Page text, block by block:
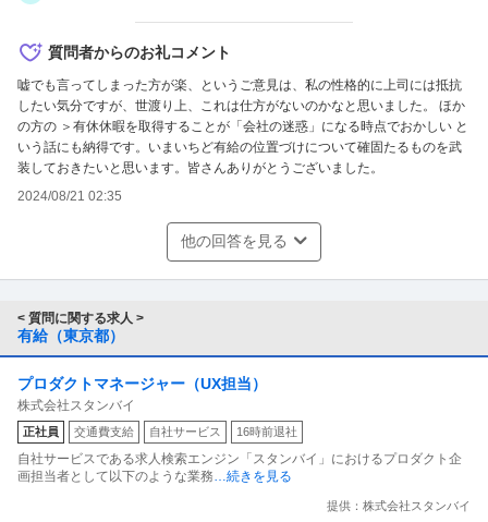
の重要度?が知りたいわけではないようです。時季指定と
いう単語など１回も現れませんでした。おそらく部長は労
基をろくに調べてもいません。
印象として、「有給休暇をとることを面倒臭く思わせる」
ために、取得申請のたびに理由を言わせ、「有給は面倒く
さいもの」という感覚を育て、少しでも社員に働かせよ
う、という魂胆があるような気もしますが、これは当然想
質問者からのお礼コメント
嘘でも言ってしまった方が楽、というご意見は、私の性格的に上司には抵抗
したい気分ですが、世渡り上、これは仕方がないのかなと思いました。 ほか
の方の ＞有休休暇を取得することが「会社の迷惑」になる時点でおかしい と
いう話にも納得です。いまいちど有給の位置づけについて確固たるものを武
装しておきたいと思います。皆さんありがとうございました。
2024/08/21 02:35
他の回答を見る
< 質問に関する求人 >
有給（東京都）
プロダクトマネージャー（UX担当）
株式会社スタンバイ
正社員 交通費支給 自社サービス 16時前退社
自社サービスである求人検索エンジン「スタンバイ」におけるプロダクト企
画担当者として以下のような業務…続きを見る
提供：株式会社スタンバイ